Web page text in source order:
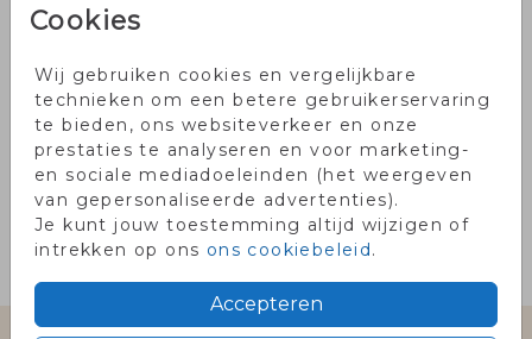
Cookies
Wij gebruiken cookies en vergelijkbare
technieken om een betere gebruikerservaring
te bieden, ons websiteverkeer en onze
prestaties te analyseren en voor marketing-
en sociale mediadoeleinden (het weergeven
van gepersonaliseerde advertenties).
Je kunt jouw toestemming altijd wijzigen of
intrekken op ons ons cookiebeleid.
Accepteren
dag in productie
✓
OMSCHRIJVING
x
Prijs: € 6,50